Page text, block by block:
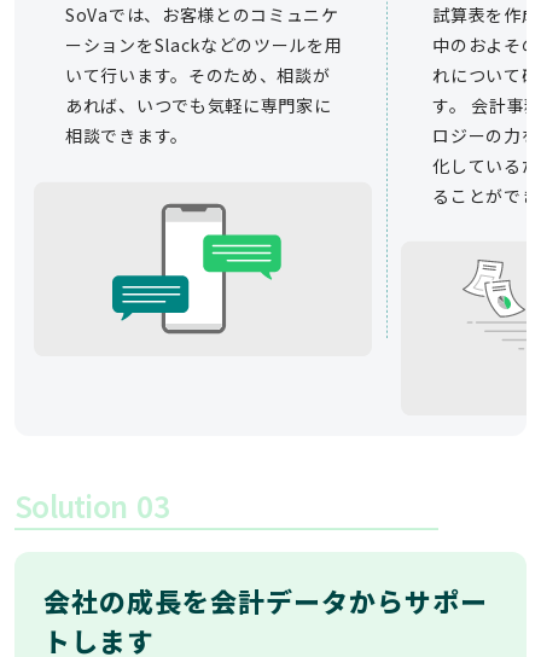
SoVaでは、お客様とのコミュニケ
ーションをSlackなどのツールを用
いて行います。そのため、相談が
あれば、いつでも気軽に専門家に
相談できます。
試算表を作
中のおよそ
れについて
す。 会計事
ロジーの力
化している
ることがで
Solution 03
会社の成長を会計データからサポー
トします